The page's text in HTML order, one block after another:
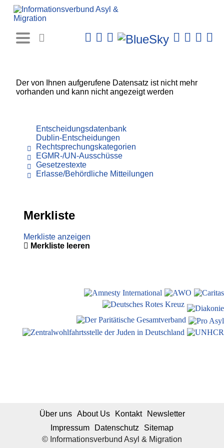
Der von Ihnen aufgerufene Datensatz ist nicht mehr
vorhanden und kann nicht angezeigt werden
Entscheidungsdatenbank
Dublin-Entscheidungen
Rechtsprechungskategorien
EGMR-/UN-Ausschüsse
Gesetzestexte
Erlasse/Behördliche Mitteilungen
Merkliste
Merkliste anzeigen
Merkliste leeren
© Informationsverbund Asyl & Migration
Über uns About Us Kontakt
Newsletter
Impressum
Datenschutz Sitemap